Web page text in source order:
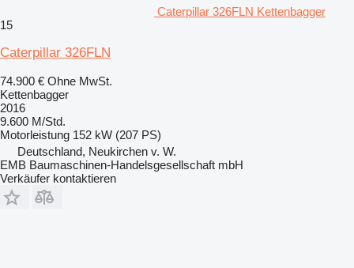
Caterpillar 326FLN Kettenbagger
15
Caterpillar 326FLN
74.900 € Ohne MwSt.
Kettenbagger
2016
9.600 M/Std.
Motorleistung 152 kW (207 PS)
Deutschland, Neukirchen v. W.
EMB Baumaschinen-Handelsgesellschaft mbH
Verkäufer kontaktieren